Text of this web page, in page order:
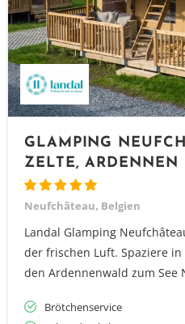
GLAMPING
ZELTE, ARDENNEN
Neufchâteau, Belgien
Landal Glamping
der frischen Luft. Spaziere
den Ardennenwald zum See
Brötchenservice